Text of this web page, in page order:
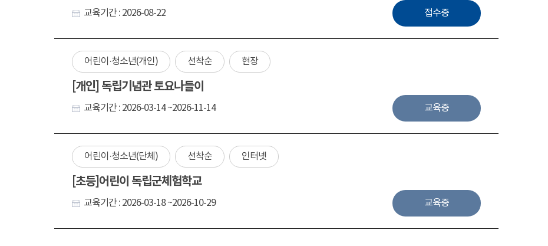
교육기간 : 2026-08-22 접수중
어린이·청소년(개인) 선착순 현장
[개인] 독립기념관 토요나들이
교육기간 : 2026-03-14 ~2026-11-14 교육중
어린이·청소년(단체) 선착순 인터넷
[초등]어린이 독립군체험학교
교육기간 : 2026-03-18 ~2026-10-29 교육중